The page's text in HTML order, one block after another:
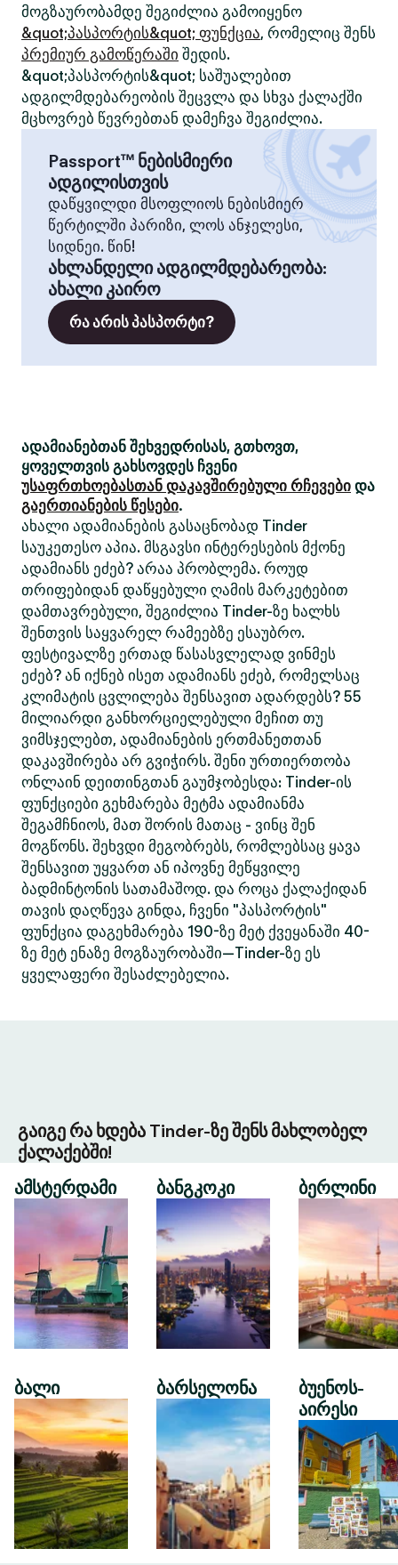
მოგზაურობამდე შეგიძლია გამოიყენო
&quot;პასპორტის&quot; ფუნქცია, რომელიც შენს
პრემიურ გამოწერაში შედის.
&quot;პასპორტის&quot; საშუალებით
ადგილმდებარეობის შეცვლა და სხვა ქალაქში
მცხოვრებ წევრებთან დამეჩვა შეგიძლია.
Passport™ ნებისმიერი
ადგილისთვის
დაწყვილდი მსოფლიოს ნებისმიერ
წერტილში პარიზი, ლოს ანჯელესი,
სიდნეი. წინ!
ახლანდელი ადგილმდებარეობა:
ახალი კაირო
რა არის პასპორტი?
ადამიანებთან შეხვედრისას, გთხოვთ,
ყოველთვის გახსოვდეს ჩვენი
უსაფრთხოებასთან დაკავშირებული რჩევები და
გაერთიანების წესები.
ახალი ადამიანების გასაცნობად Tinder
საუკეთესო აპია. მსგავსი ინტერესების მქონე
ადამიანს ეძებ? არაა პრობლემა. როუდ
თრიფებიდან დაწყებული ღამის მარკეტებით
დამთავრებული, შეგიძლია Tinder-ზე ხალხს
შენთვის საყვარელ რამეებზე ესაუბრო.
ფესტივალზე ერთად წასასვლელად ვინმეს
ეძებ? ან იქნებ ისეთ ადამიანს ეძებ, რომელსაც
კლიმატის ცვლილება შენსავით ადარდებს? 55
მილიარდი განხორციელებული მეჩით თუ
ვიმსჯელებთ, ადამიანების ერთმანეთთან
დაკავშირება არ გვიჭირს. შენი ურთიერთობა
ონლაინ დეითინგთან გაუმჯობესდა: Tinder-ის
ფუნქციები გეხმარება მეტმა ადამიანმა
შეგამჩნიოს, მათ შორის მათაც - ვინც შენ
მოგწონს. შეხვდი მეგობრებს, რომლებსაც ყავა
შენსავით უყვართ ან იპოვნე მეწყვილე
ბადმინტონის სათამაშოდ. და როცა ქალაქიდან
თავის დაღწევა გინდა, ჩვენი "პასპორტის"
ფუნქცია დაგეხმარება 190-ზე მეტ ქვეყანაში 40-
ზე მეტ ენაზე მოგზაურობაში—Tinder-ზე ეს
ყველაფერი შესაძლებელია.
გაიგე რა ხდება Tinder-ზე შენს მახლობელ
ქალაქებში!
ამსტერდამი
ბალი
ბანგკოკი
ბარსელონა
ბერლინი
ბუენოს-
აირესი